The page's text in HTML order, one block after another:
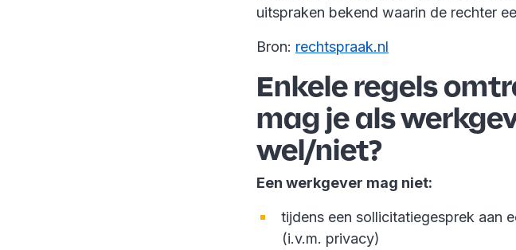
uitspraken bekend waarin de rechter
Bron: rechtspraak.nl
Enkele regels
mag je als
wel/niet?
Een werkgever mag niet:
tijdens een sollicitatiegesprek aan
(i.v.m. privacy)